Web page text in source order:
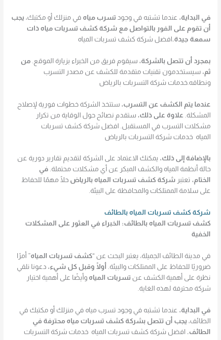
في البداية، عندما تشتبه في وجود تسرب مياه في منزلك أو مكتبك، يجب
أن تقوم على الفور بالتواصل مع شركة كشف تسربات مياه ذات
سمعة جيدة. افضل شركة كشف تسربات المياه
بمجرد أن تتصل بالشركة، سيقوم فريق من الخبراء بزيارة الموقع.من
ثم، سيستخدمون تقنيات متقدمة للكشف عن مصدر التسرب
ونطاقه.خدمات شركة التسربات بالرياض
عندما يتم الكشف عن التسرب، ستتخذ الشركة خطوات فورية لإصلاح
المشكلة. علاوة على ذلك، ستقدم نصائح حول الوقاية من تكرار
مشكلات التسرب في المستقبل. افضل شركة كشف تسربات
المياه خدمات شركة التسربات بالرياض
بالإضافة إلى ذلك، يمكنك الاعتماد على الشركة لتقديم تقارير دورية عن
حالة أنظمة المياه والكشف المبكر عن أي مشكلات محتملة.في
الختام، تعتبر شركة كشف تسربات المياه بالرياض حلًا مهمًا للحفاظ
على سلامة الممتلكات والمحافظة على البيئة.
شركة كشف تسربات المياه بالطائف
كشف تسربات المياه بالطائف: الخبراء في العثور على المشكلات
الخفية
في مدينة الطائف الجميلة، يعتبر البحث عن “كشف تسربات المياه” أمرًا
ضروريًا للحفاظ على الممتلكات والبيئة. أولًا وقبل كل شيء، دعونا نلقي
نظرة على أهمية الكشف عن تسربات المياه وأيضًا على أهمية اختيار
شركة محترفة لهذه الغاية.
في البداية، عندما تشتبه في وجود تسرب مياه في منزلك أو مكتبك في
الطائف، يجب أن تتصل بشركة كشف تسربات مياه محترفة في
الطائف. افضل شركة كشف تسربات المياه خدمات شركة التسربات